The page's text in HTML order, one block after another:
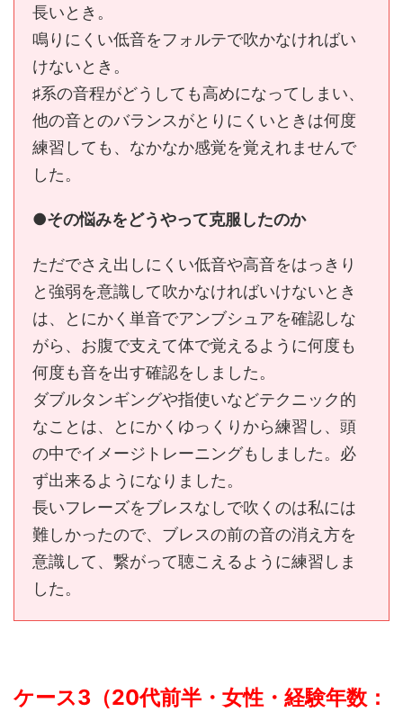
長いとき。
鳴りにくい低音をフォルテで吹かなければい
けないとき。
♯系の音程がどうしても高めになってしまい、
他の音とのバランスがとりにくいときは何度
練習しても、なかなか感覚を覚えれませんで
した。
●その悩みをどうやって克服したのか
ただでさえ出しにくい低音や高音をはっきり
と強弱を意識して吹かなければいけないとき
は、とにかく単音でアンブシュアを確認しな
がら、お腹で支えて体で覚えるように何度も
何度も音を出す確認をしました。
ダブルタンギングや指使いなどテクニック的
なことは、とにかくゆっくりから練習し、頭
の中でイメージトレーニングもしました。必
ず出来るようになりました。
長いフレーズをブレスなしで吹くのは私には
難しかったので、ブレスの前の音の消え方を
意識して、繋がって聴こえるように練習しま
した。
ケース3（20代前半・女性・経験年数：